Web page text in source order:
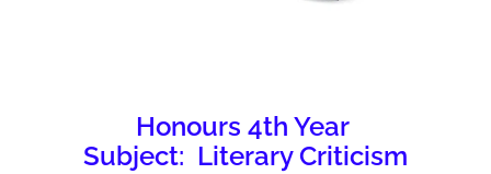
Honours 4th Year
Subject: Literary Criticism